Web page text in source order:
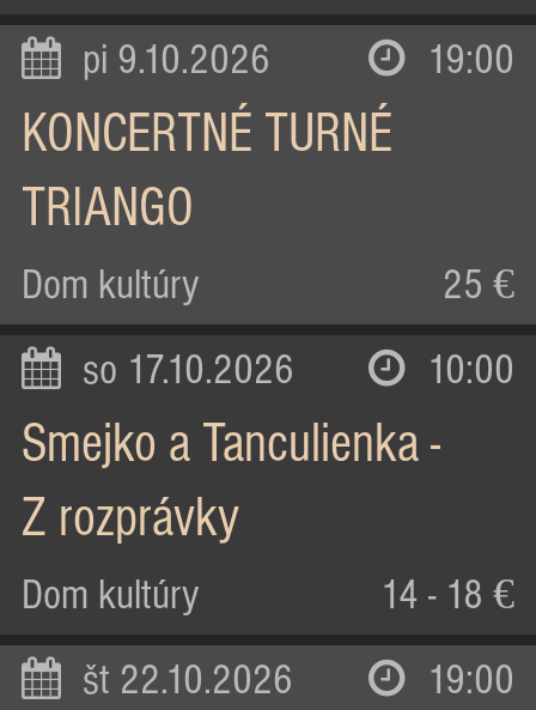
pi 9.10.2026 19:00
KONCERTNÉ TURNÉ
TRIANGO
Dom kultúry 25 €
so 17.10.2026 10:00
Smejko a Tanculienka -
Z rozprávky
Dom kultúry 14 - 18 €
št 22.10.2026 19:00